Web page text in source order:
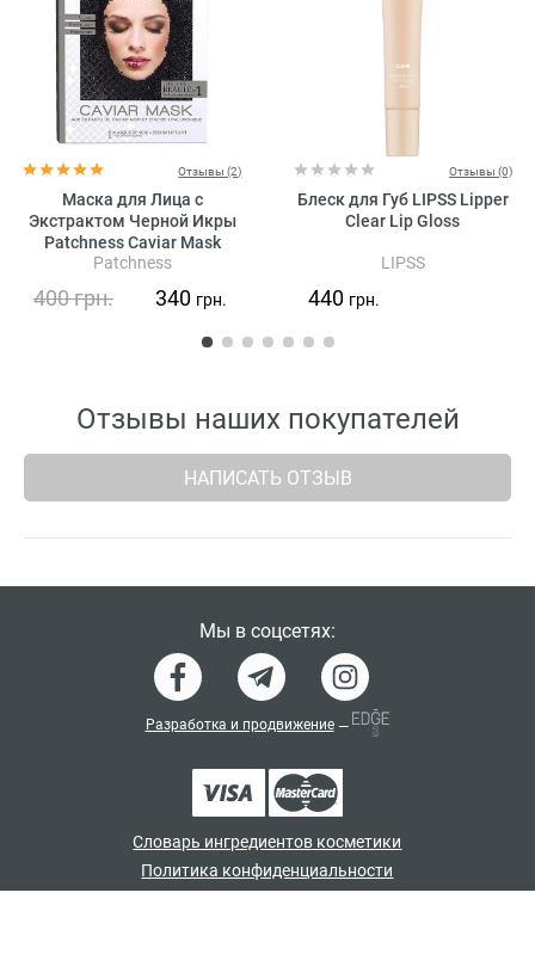
Отзывы (2)
Маска для Лица с
Экстрактом Черной Икры
Patchness Caviar Mask
Patchness
400грн. 340 грн.
Отзывы (0)
Блеск для Губ LIPSS Lipper
Clear Lip Gloss
LIPSS
440 грн.
Отзывы наших покупателей
НАПИСАТЬ ОТЗЫВ
Словарь ингредиентов косметики
Политика конфиденциальности
Мы в соцсетях:
Разработка и продвижение —